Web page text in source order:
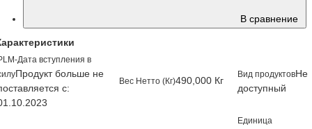
В сравнение
Дата вступления в
Продукт больше не
с:
Вес Нетто (Кг)490,000 Кг
Вид продуктовНе
доступный
Единица